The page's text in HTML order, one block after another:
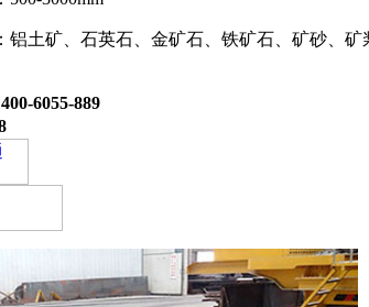
铝土矿、石英石、金矿石、铁矿石、矿砂、
400-6055-889